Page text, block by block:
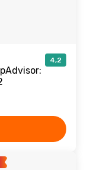
4,2